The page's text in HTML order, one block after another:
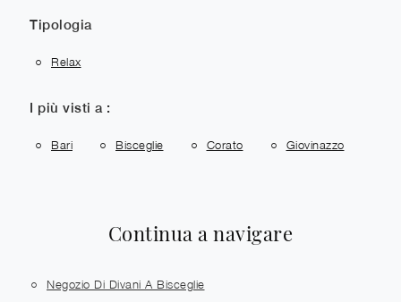
Tipologia
Relax
I più visti a :
Bari Bisceglie Corato Giovinazzo
Continua a navigare
Negozio Di Divani A Bisceglie